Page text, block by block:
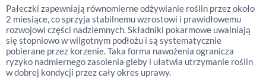
Pałeczki zapewniają równomierne odżywianie roślin przez około
2 miesiące, co sprzyja stabilnemu wzrostowi i prawidłowemu
rozwojowi części nadziemnych. Składniki pokarmowe uwalniają
się stopniowo w wilgotnym podłożu i są systematycznie
pobierane przez korzenie. Taka forma nawożenia ogranicza
ryzyko nadmiernego zasolenia gleby i ułatwia utrzymanie roślin
w dobrej kondycji przez cały okres uprawy.